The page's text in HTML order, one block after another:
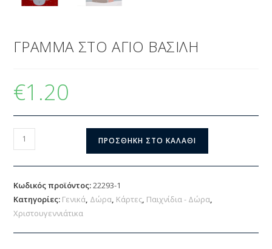
ΓΡΑΜΜΑ ΣΤΟ ΑΓΙΟ ΒΑΣΙΛΗ
€1.20
ΠΡΟΣΘΉΚΗ ΣΤΟ ΚΑΛΆΘΙ
Κωδικός προϊόντος:22293-1
Κατηγορίες: Γενικά, Δώρα, Κάρτες, Παιχνίδια - Δώρα,
Χριστουγεννιάτικα